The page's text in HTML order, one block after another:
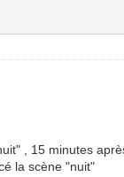
, 15 minutes
la scène "nuit"